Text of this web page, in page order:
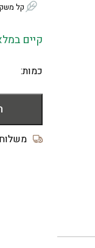
קל
קיים
כמות:
משלוח